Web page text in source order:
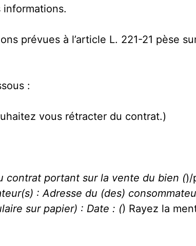
prévues à l’article L. 221-21 pèse
:
vous rétracter du contrat.)
contrat portant sur la vente du bien ()/
: Adresse du (des)
sur papier) : Date : () Rayez la